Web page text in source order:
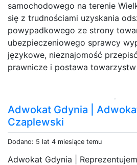
samochodowego na terenie
się z trudnościami uzyskania
powypadkowego ze strony
ubezpieczeniowego sprawcy
językowe, nieznajomość
prawnicze i postawa towarzystw
Adwokat Gdynia |
Czaplewski
Dodano: 5 lat 4 miesiące temu
Adwokat Gdynia |